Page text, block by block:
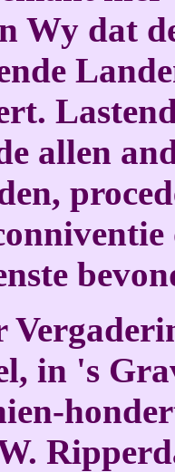
Wy dat
allen
in 's